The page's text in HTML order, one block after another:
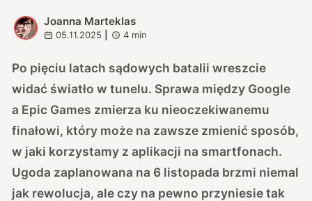
J
Joanna Marteklas
05.11.2025 4 min
Po pięciu latach sądowych batalii wreszcie
widać światło w tunelu. Sprawa między Google
a Epic Games zmierza ku nieoczekiwanemu
finałowi, który może na zawsze zmienić sposób,
w jaki korzystamy z aplikacji na smartfonach.
Ugoda zaplanowana na 6 listopada brzmi niemal
jak rewolucja, ale czy na pewno przyniesie tak